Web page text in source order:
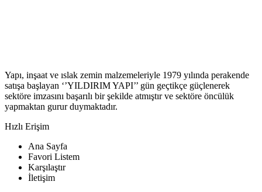
Yapı, inşaat ve ıslak zemin malzemeleriyle 1979 yılında perakende
satışa başlayan ‘’YILDIRIM YAPI’’ gün geçtikçe güçlenerek
sektöre imzasını başarılı bir şekilde atmıştır ve sektöre öncülük
yapmaktan gurur duymaktadır.
Hızlı Erişim
Ana Sayfa
Favori Listem
Karşılaştır
İletişim